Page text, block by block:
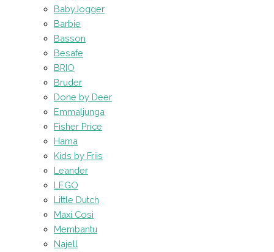
BabyJogger
Barbie
Basson
Besafe
BRIO
Bruder
Done by Deer
Emmaljunga
Fisher Price
Hama
Kids by Friis
Leander
LEGO
Little Dutch
Maxi Cosi
Membantu
Najell